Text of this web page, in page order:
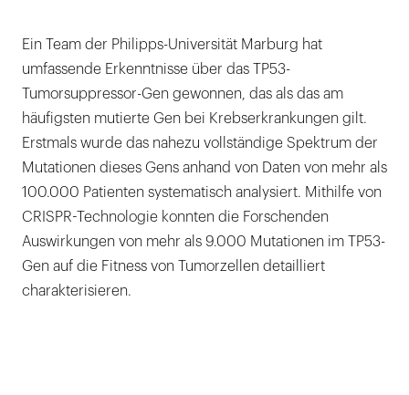
Ein Team der Philipps-Universität Marburg hat
umfassende Erkenntnisse über das TP53-
Tumorsuppressor-Gen gewonnen, das als das am
häufigsten mutierte Gen bei Krebserkrankungen gilt.
Erstmals wurde das nahezu vollständige Spektrum der
Mutationen dieses Gens anhand von Daten von mehr als
100.000 Patienten systematisch analysiert. Mithilfe von
CRISPR-Technologie konnten die Forschenden
Auswirkungen von mehr als 9.000 Mutationen im TP53-
Gen auf die Fitness von Tumorzellen detailliert
charakterisieren.